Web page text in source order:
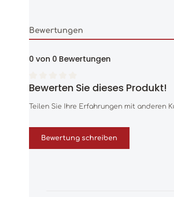
Bewertungen
0 von 0 Bewertungen
Durchschnittliche Bewertung von 0 von 5
Bewerten Sie dieses Produkt!
Teilen Sie Ihre Erfahrungen mit anderen
Bewertung schreiben